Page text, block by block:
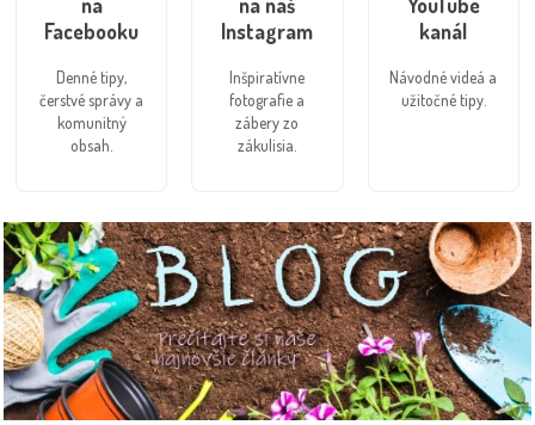
Facebooku
Denné tipy,
čerstvé správy a
komunitný
obsah.
Instagram
Inšpiratívne
fotografie a
zábery zo
zákulisia.
kanál
Návodné videá a
užitočné tipy.